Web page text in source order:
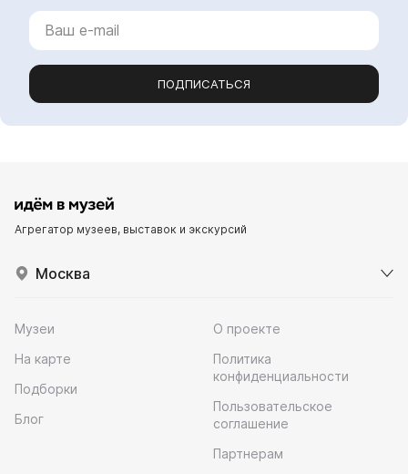
ПОДПИСАТЬСЯ
Агрегатор музеев, выставок и экскурсий
Москва
Музеи
На карте
Подборки
Блог
О проекте
Политика
конфиденциальности
Пользовательское
соглашение
Партнерам